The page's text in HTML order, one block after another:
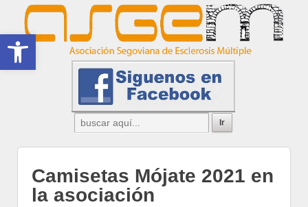
Abrir barra de herramientas
Camisetas Mójate 2021 en
la asociación